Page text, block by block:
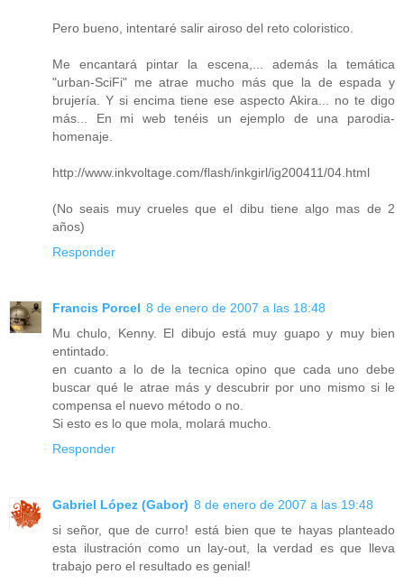
Pero bueno, intentaré salir airoso del reto coloristico.
Me encantará pintar la escena,... además la temática
"urban-SciFi" me atrae mucho más que la de espada y
brujería. Y si encima tiene ese aspecto Akira... no te digo
más... En mi web tenéis un ejemplo de una parodia-
homenaje.
http://www.inkvoltage.com/flash/inkgirl/ig200411/04.html
(No seais muy crueles que el dibu tiene algo mas de 2
años)
Responder
Francis Porcel 8 de enero de 2007 a las 18:48
Mu chulo, Kenny. El dibujo está muy guapo y muy bien
entintado.
en cuanto a lo de la tecnica opino que cada uno debe
buscar qué le atrae más y descubrir por uno mismo si le
compensa el nuevo método o no.
Si esto es lo que mola, molará mucho.
Responder
Gabriel López (Gabor) 8 de enero de 2007 a las 19:48
si señor, que de curro! está bien que te hayas planteado
esta ilustración como un lay-out, la verdad es que lleva
trabajo pero el resultado es genial!